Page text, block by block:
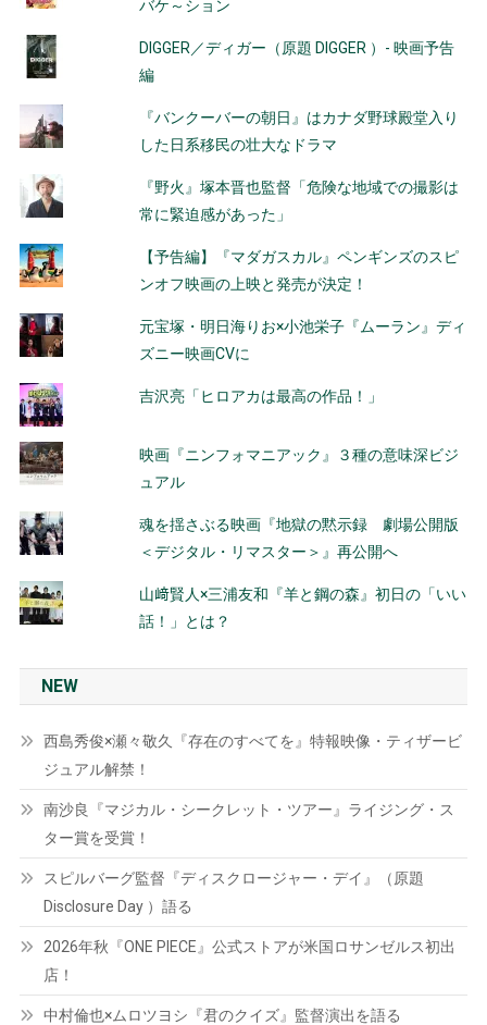
バケ～ション
DIGGER／ディガー（原題 DIGGER ）- 映画予告
編
『バンクーバーの朝日』はカナダ野球殿堂入り
した日系移民の壮大なドラマ
『野火』塚本晋也監督「危険な地域での撮影は
常に緊迫感があった」
【予告編】『マダガスカル』ペンギンズのスピ
ンオフ映画の上映と発売が決定！
元宝塚・明日海りお×小池栄子『ムーラン』ディ
ズニー映画CVに
吉沢亮「ヒロアカは最高の作品！」
映画『ニンフォマニアック』３種の意味深ビジ
ュアル
魂を揺さぶる映画『地獄の黙示録 劇場公開版
＜デジタル・リマスター＞』再公開へ
山﨑賢人×三浦友和『羊と鋼の森』初日の「いい
話！」とは？
NEW
西島秀俊×瀬々敬久『存在のすべてを』特報映像・ティザービ
ジュアル解禁！
南沙良『マジカル・シークレット・ツアー』ライジング・ス
ター賞を受賞！
スピルバーグ監督『ディスクロージャー・デイ』（原題
Disclosure Day ）語る
2026年秋『ONE PIECE』公式ストアが米国ロサンゼルス初出
店！
中村倫也×ムロツヨシ『君のクイズ』監督演出を語る